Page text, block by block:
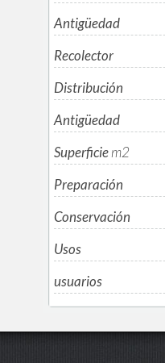
Antigüedad
Recolector
Distribución
Antigüedad
Superficiem2
Preparación
Conservación
Usos
usuarios